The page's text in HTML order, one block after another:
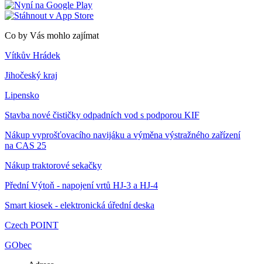
Co by Vás mohlo zajímat
Vítkův Hrádek
Jihočeský kraj
Lipensko
Stavba nové čističky odpadních vod s podporou KIF
Nákup vyprošťovacího navijáku a výměna výstražného zařízení
na CAS 25
Nákup traktorové sekačky
Přední Výtoň - napojení vrtů HJ-3 a HJ-4
Smart kiosek - elektronická úřední deska
Czech POINT
GObec